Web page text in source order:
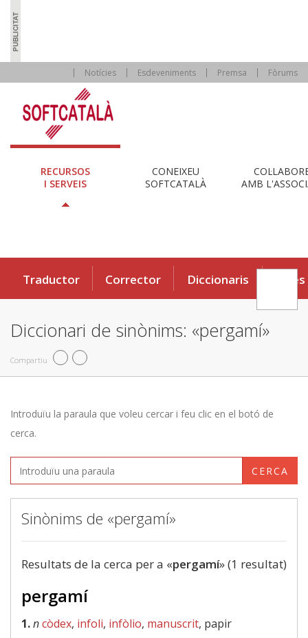
Notícies Esdeveniments Premsa Fòrums
RECURSOS
I SERVEIS
CONEIXEU
SOFTCATALÀ
AMB
Traductor Corrector Diccionaris Eines
Diccionari de sinònims: «pergamí»
Compartiu
Introduïu la paraula que voleu cercar i feu clic en el botó de
cerca.
CERCA
Sinònims de «pergamí»
Resultats de la cerca per a «pergamí» (1 resultat)
pergamí
1.ncòdex, infoli, infòlio, manuscrit, papir